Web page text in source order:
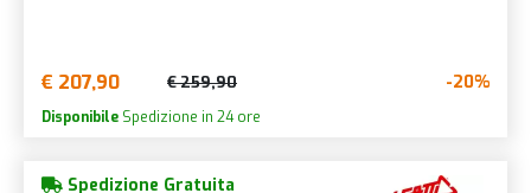
€ 207,90 € 259,90 -20%
Disponibile Spedizione in 24 ore
Spedizione Gratuita